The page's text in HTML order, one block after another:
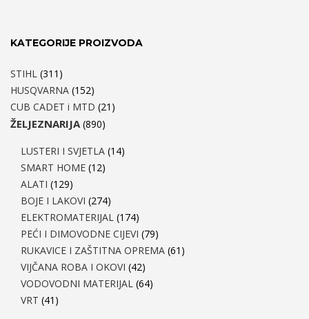
KATEGORIJE PROIZVODA
STIHL (311)
HUSQVARNA (152)
CUB CADET i MTD (21)
ŽELJEZNARIJA (890)
LUSTERI I SVJETLA (14)
SMART HOME (12)
ALATI (129)
BOJE I LAKOVI (274)
ELEKTROMATERIJAL (174)
PEĆI I DIMOVODNE CIJEVI (79)
RUKAVICE I ZAŠTITNA OPREMA (61)
VIJČANA ROBA I OKOVI (42)
VODOVODNI MATERIJAL (64)
VRT (41)